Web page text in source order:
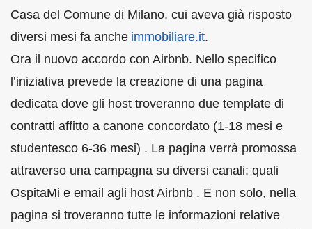
Casa del Comune di Milano, cui aveva già risposto
diversi mesi fa anche immobiliare.it.
Ora il nuovo accordo con Airbnb. Nello specifico
l’iniziativa prevede la creazione di una pagina
dedicata dove gli host troveranno due template di
contratti affitto a canone concordato (1-18 mesi e
studentesco 6-36 mesi) . La pagina verrà promossa
attraverso una campagna su diversi canali: quali
OspitaMi e email agli host Airbnb . E non solo, nella
pagina si troveranno tutte le informazioni relative